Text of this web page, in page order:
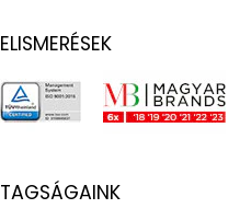
ELISMERÉSEK
TAGSÁGAINK